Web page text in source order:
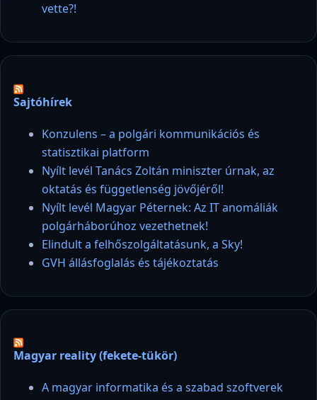
vette?!
Sajtóhírek
Konzulens – a polgári kommunikációs és
statisztikai platform
Nyílt levél Tanács Zoltán miniszter úrnak, az
oktatás és függetlenség jövőjéről!
Nyílt levél Magyar Péternek: Az IT anomáliák
polgárháborúhoz vezethetnek!
Elindult a felhőszolgáltatásunk, a Sky!
GVH állásfoglalás és tájékoztatás
Magyar reality (fekete-tükör)
A magyar informatika és a szabad szoftverek